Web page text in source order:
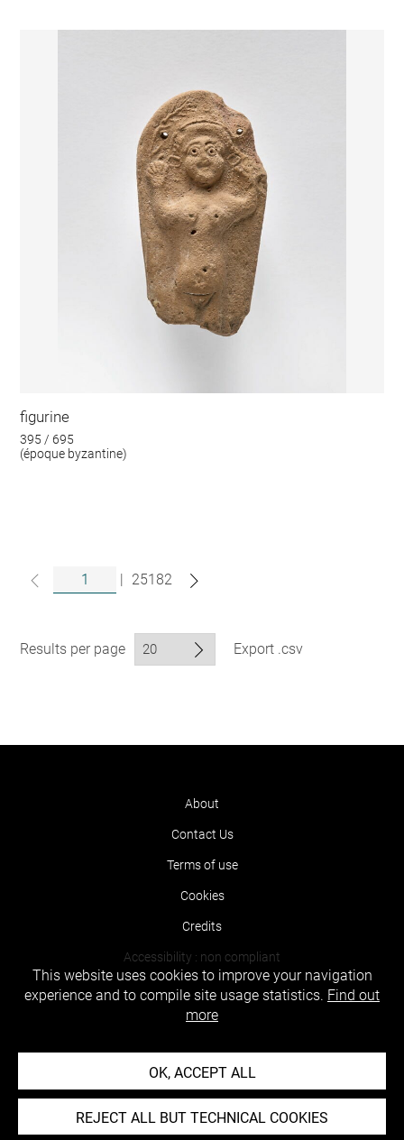
figurine
395 / 695
(époque byzantine)
| 25182
Results per page Export .csv
About
Contact Us
Terms of use
Cookies
Credits
Accessibility : non compliant
This website uses cookies to improve your navigation
experience and to compile site usage statistics. Find out
more
OK, ACCEPT ALL
REJECT ALL BUT TECHNICAL COOKIES